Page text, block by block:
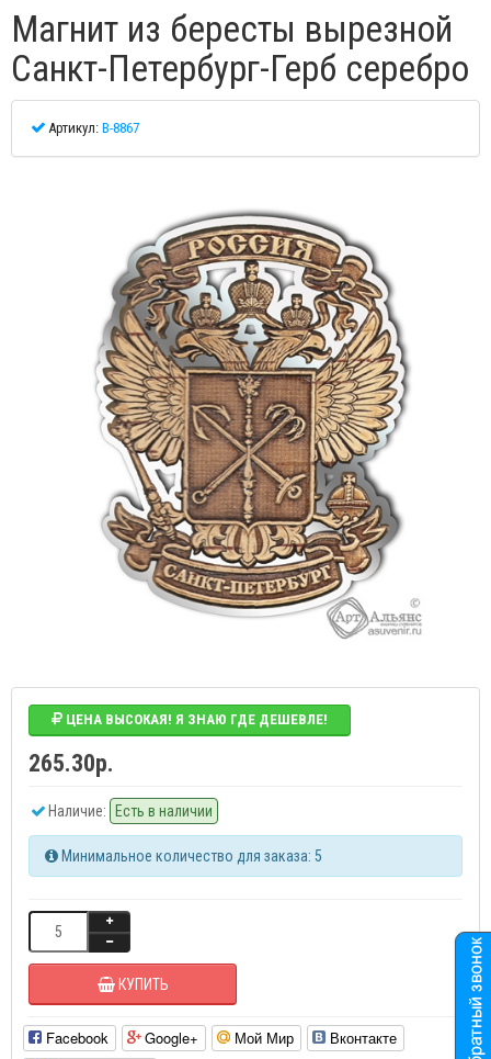
Магнит из бересты вырезной
Санкт-Петербург-Герб серебро
Артикул: В-8867
ЦЕНА ВЫСОКАЯ! Я ЗНАЮ ГДЕ ДЕШЕВЛЕ!
265.30р.
Наличие: Есть в наличии
Минимальное количество для заказа: 5
КУПИТЬ
Facebook Google+ Мой Мир
Вконтакте